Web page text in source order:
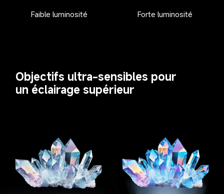
Faible luminosité Forte luminosité
Objectifs ultra-sensibles pour
un éclairage supérieur